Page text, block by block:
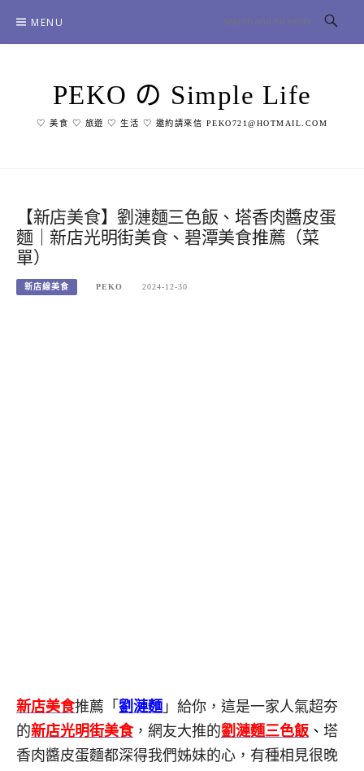
content
MENU
PEKO の Simple Life
♡ 美食 ♡ 旅遊 ♡ 生活 ♡ 邀約請來信 PEKO721@HOTMAIL.COM
【新店美食】劉漣麵三色飯、塔香肉醬皮蛋
麵｜新店光明街美食、碧潭美食推薦（菜
單）
新店線美食 PEKO 2024-12-30
新店美食推薦「 劉漣麵」給你，這是一家人氣超夯
的新店光明街美食，網友大推的劉漣麵三色飯 、 塔
香肉醬皮蛋麵都深得我們姊妹的心，有種相見很晚